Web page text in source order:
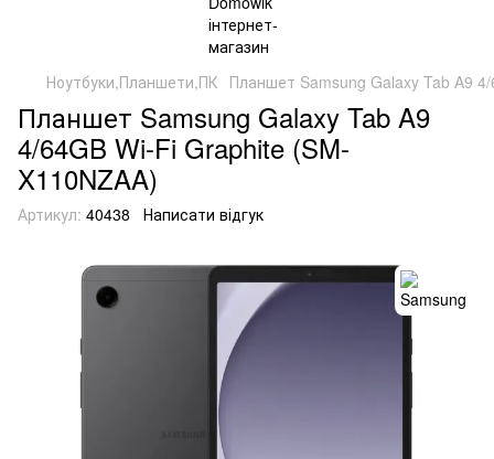
Ноутбуки,Планшети,ПК Планшет Samsung Galaxy Tab A9
Планшет Samsung Galaxy Tab A9
4/64GB Wi-Fi Graphite (SM-
X110NZAA)
Артикул: 40438 Написати відгук